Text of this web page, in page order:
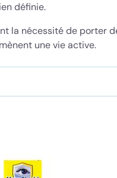
définie.
la nécessité de porter
une vie active.